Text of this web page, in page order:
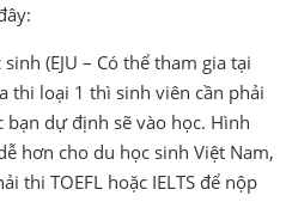
(EJU – Có thể tham gia tại
thi loại 1 thì sinh viên cần phải
dự định sẽ vào học. Hình
hơn cho du học sinh Việt Nam,
thi TOEFL hoặc IELTS để nộp